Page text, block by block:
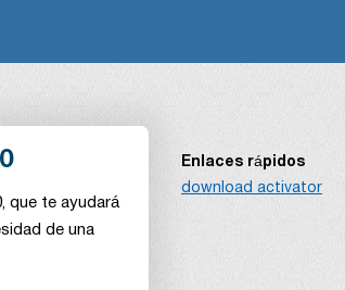
que te ayudará
de una
Enlaces rápidos
download activator